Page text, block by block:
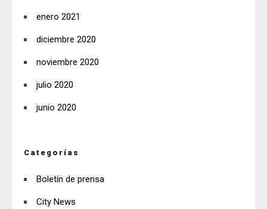
enero 2021
diciembre 2020
noviembre 2020
julio 2020
junio 2020
Categorías
Boletín de prensa
City News